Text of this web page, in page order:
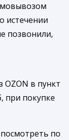
истечении
позвонили,
в пункт
при покупке
по